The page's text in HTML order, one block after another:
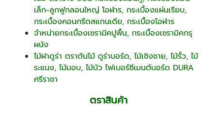
เล็ก-ลูกฟูกลอนใหญ่ โอฬาร, กระเบื้องแผ่นเรียบ,
กระเบื้องคอนกรีตสแกนเดีย, กระเบื้องโอฬาร
จำหน่ายกระเบื้องเซรามิคปูพื้น, กระเบื้องเซรามิคกรุ
ผนัง
ไม้ฝาดูร่า ตราต้นไม้ ดูร่าบอร์ด, ไม้เชิงชาย, ไม้รั้ว, ไม้
ระแนง, ไม้มอบ, ไม้บัว ไฟเบอร์ซีเมนต์บอร์ด DURA
ศรีราชา
ตราสินค้า